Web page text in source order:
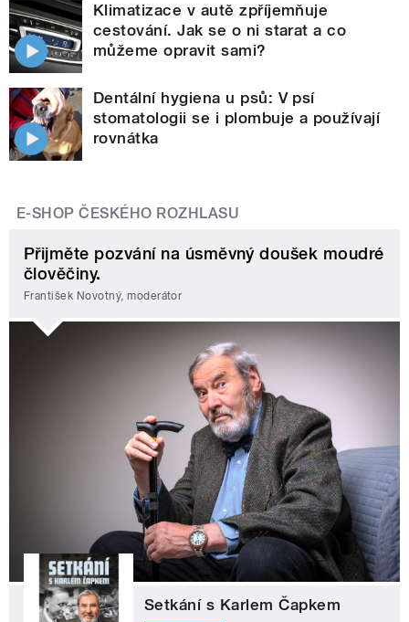
Klimatizace v autě zpříjemňuje
cestování. Jak se o ni starat a co
můžeme opravit sami?
Dentální hygiena u psů: V psí
stomatologii se i plombuje a používají
rovnátka
E-SHOP ČESKÉHO ROZHLASU
Přijměte pozvání na úsměvný doušek moudré
člověčiny.
František Novotný, moderátor
Setkání s Karlem Čapkem